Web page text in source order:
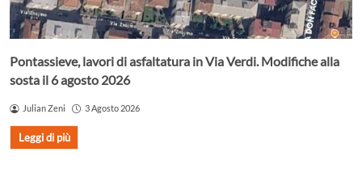
Pontassieve, lavori di asfaltatura in Via Verdi. Modifiche alla
sosta il 6 agosto 2026
Julian Zeni 3 Agosto 2026
Leggi di più